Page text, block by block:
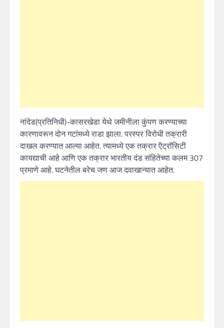
नांदेड(प्रतिनिधी)-कासरखेडा येथे जमीनीला कुंपण करण्याच्या
कारणावरून दोन गटांमध्ये राडा झाला. परस्पर विरोधी तक्रारी
दाखल करण्यात आल्या आहेत. त्यामध्ये एक तक्रार ऍट्रॉसिटी
कायद्याची आहे आणि एक तक्रार भारतीय दंड संहितेच्या कलम 307
प्रमाणे आहे. घटनेतील बरेच जण आज दवाखान्यात आहेत.